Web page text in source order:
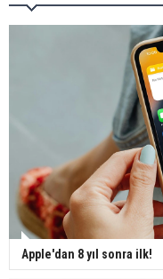
Apple'dan 8 yıl sonra ilk!